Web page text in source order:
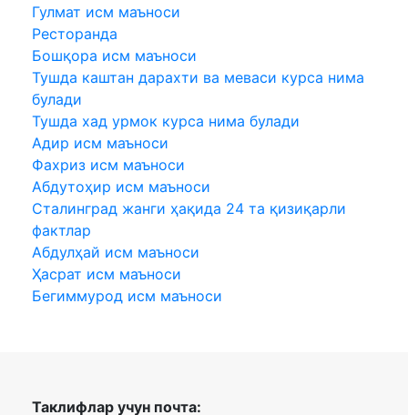
Гулмат исм маъноси
Ресторанда
Бошқора исм маъноси
Тушда каштан дарахти ва меваси курса нима
булади
Тушда хад урмок курса нима булади
Адир исм маъноси
Фахриз исм маъноси
Абдутоҳир исм маъноси
Сталинград жанги ҳақида 24 та қизиқарли
фактлар
Абдулҳай исм маъноси
Ҳасрат исм маъноси
Бегиммурод исм маъноси
Таклифлар учун почта: